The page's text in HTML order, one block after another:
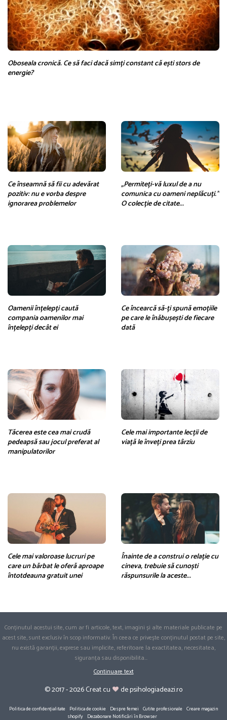
Oboseala cronică. Ce să faci dacă simți constant că ești stors de
energie?
Ce înseamnă să fii cu adevărat
pozitiv: nu e vorba despre
ignorarea problemelor
„Permiteți-vă luxul de a nu
comunica cu oameni neplăcuți.”
O colecție de citate...
Oamenii înțelepți caută
compania oamenilor mai
înțelepți decât ei
Ce încearcă să-ți spună emoțiile
pe care le înăbușești de fiecare
dată
Tăcerea este cea mai crudă
pedeapsă sau jocul preferat al
manipulatorilor
Cele mai importante lecții de
viață le înveți prea târziu
Cele mai valoroase lucruri pe
care un bărbat le oferă aproape
întotdeauna gratuit unei
Înainte de a construi o relație cu
cineva, trebuie să cunoști
răspunsurile la aceste...
Conținutul acestui site, cum ar fi articole, text, imagini și alte materiale publicate pe
acest site, sunt exclusiv în scop informativ. În ceea ce privește conținutul postat pe site,
nu există garanții, exprese sau implicite, referitoare la exactitatea, necesitatea,
siguranța sau disponibilita...
Continuare text
© 2017 - 2026 Creat cu de psihologiadeazi.ro
Politica de confidențialitate Politica de cookie Despre femei Cutite profesionale Creare magazin
shopify Dezabonare Notificări în Browser